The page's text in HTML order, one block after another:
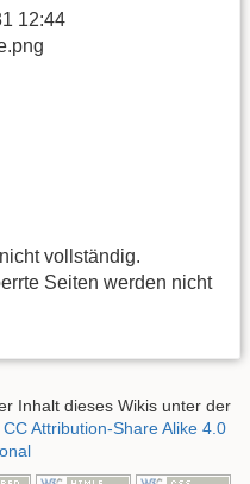
12:44
vollständig.
Seiten werden nicht
Inhalt dieses Wikis unter der
CC Attribution-Share Alike 4.0